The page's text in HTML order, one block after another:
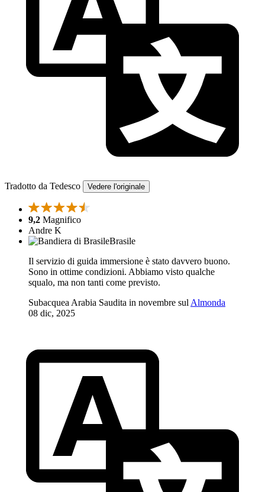
Tradotto da Tedesco Vedere l'originale
9,2 Magnifico
Andre K
Brasile
Il servizio di guida immersione è stato davvero buono.
Sono in ottime condizioni. Abbiamo visto qualche
squalo, ma non tanti come previsto.
Subacquea Arabia Saudita in novembre sul Almonda
08 dic, 2025